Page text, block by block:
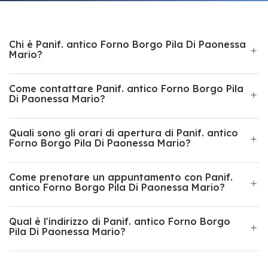
Chi è Panif. antico Forno Borgo Pila Di Paonessa
Mario?
Come contattare Panif. antico Forno Borgo Pila
Di Paonessa Mario?
Quali sono gli orari di apertura di Panif. antico
Forno Borgo Pila Di Paonessa Mario?
Come prenotare un appuntamento con Panif.
antico Forno Borgo Pila Di Paonessa Mario?
Qual è l'indirizzo di Panif. antico Forno Borgo
Pila Di Paonessa Mario?